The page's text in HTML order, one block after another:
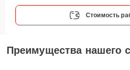
Стоимость
Преимущества нашего